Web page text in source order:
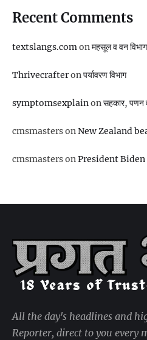
Recent Comments
textslangs.comonमहसूल व वन विभाग
Thrivecrafteronपर्यावरण विभाग
symptomsexplainonसहकार, पणन व
cmsmastersonNew Zealand
cmsmastersonPresident
All the day's headlines and
Reporter, direct to you every